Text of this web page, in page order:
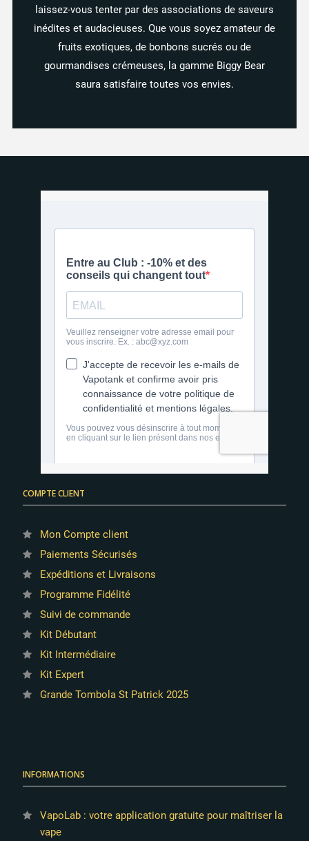
4 avis
laissez-vous tenter par des associations de saveurs
inédites et audacieuses. Que vous soyez amateur de
fruits exotiques, de bonbons sucrés ou de
gourmandises crémeuses, la gamme Biggy Bear
saura satisfaire toutes vos envies.
COMPTE CLIENT
Mon Compte client
Paiements Sécurisés
Expéditions et Livraisons
Programme Fidélité
Suivi de commande
Kit Débutant
Kit Intermédiaire
Kit Expert
Grande Tombola St Patrick 2025
INFORMATIONS
VapoLab : votre application gratuite pour maîtriser la
vape